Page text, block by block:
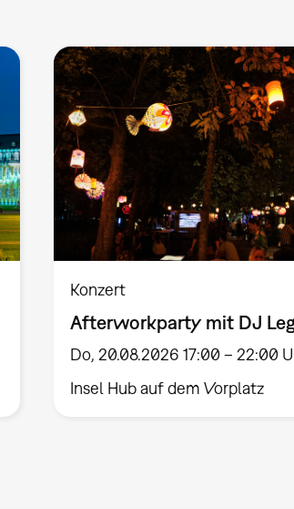
Konzert
Afterworkparty mit DJ
Do, 20.08.2026 17:00 – 22:00
Insel Hub auf dem Vorplatz